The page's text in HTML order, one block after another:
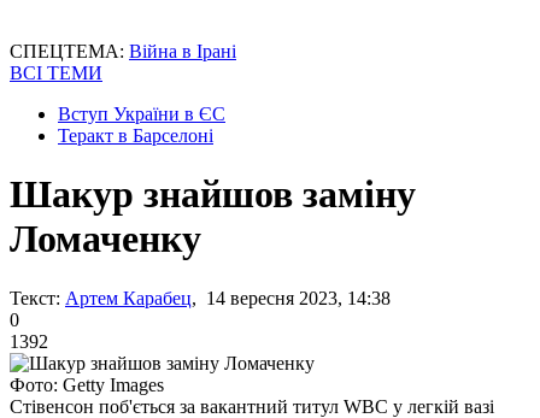
СПЕЦТЕМА: Війна в Ірані
ВСІ ТЕМИ
Вступ України в ЄС
Теракт в Барселоні
Шакур знайшов заміну
Ломаченку
Текст: Артем Карабец, 14 вересня 2023, 14:38
0
1392
Фото: Getty Images
Стівенсон поб'ється за вакантний титул WBC у легкій вазі